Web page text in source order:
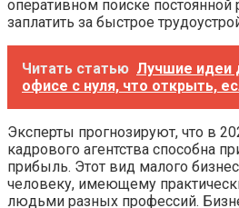
оперативном поиске постоянной
заплатить за быстрое
Читать статью Лучшие идеи
офисе с нуля, что открыть,
Эксперты прогнозируют, что в
кадрового агентства способна
прибыль. Этот вид малого
человеку, имеющему
людьми разных профессий.